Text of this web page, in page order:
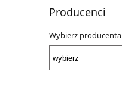
Producenci
Wybierz producenta